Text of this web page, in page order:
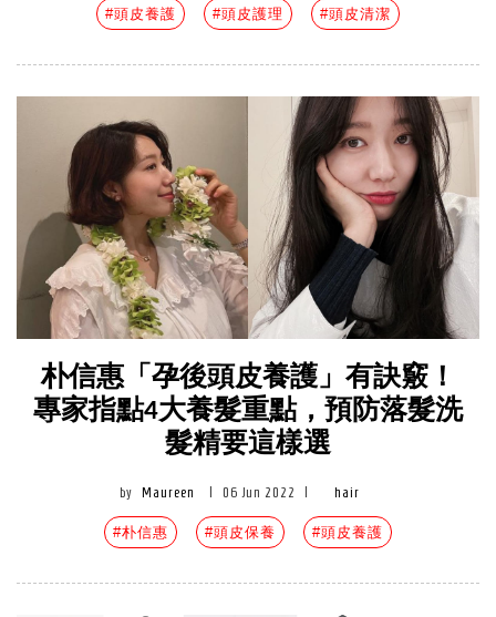
#頭皮養護 #頭皮護理 #頭皮清潔
朴信惠「孕後頭皮養護」有訣竅！
專家指點4大養髮重點，預防落髮洗
髮精要這樣選
by Maureen 06 Jun 2022 hair
#朴信惠 #頭皮保養 #頭皮養護